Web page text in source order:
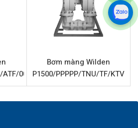
mang lại khả năng chống ăn mòn
bơm nhiều loại hóa chất mạnh,
in, thực phẩm và dược phẩm.
thống màng.
ATF/0014
Bơm màng Wilden
P1500/PPPPP/TNU/TF/KTV